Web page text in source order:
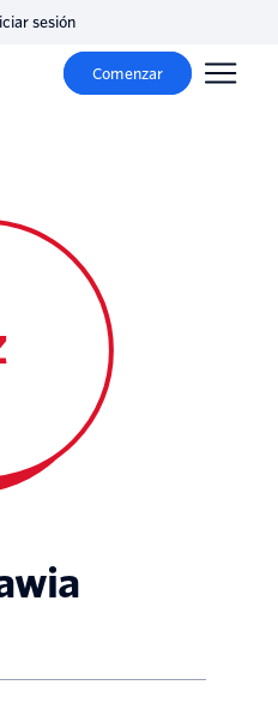
sesión
Comenzar